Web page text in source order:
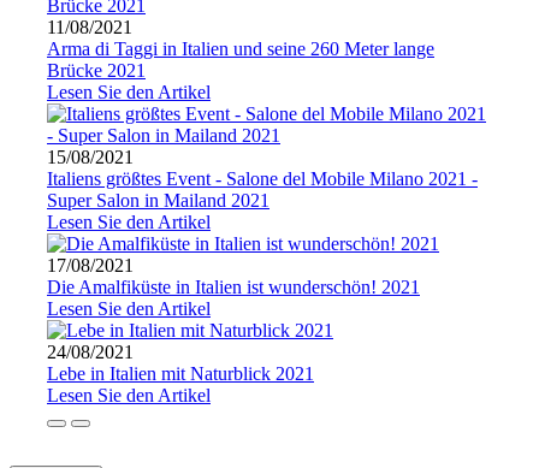
11/08/2021
Arma di Taggi in Italien und seine 260 Meter lange
Brücke 2021
Lesen Sie den Artikel
15/08/2021
Italiens größtes Event - Salone del Mobile Milano 2021 -
Super Salon in Mailand 2021
Lesen Sie den Artikel
17/08/2021
Die Amalfiküste in Italien ist wunderschön! 2021
Lesen Sie den Artikel
24/08/2021
Lebe in Italien mit Naturblick 2021
Lesen Sie den Artikel